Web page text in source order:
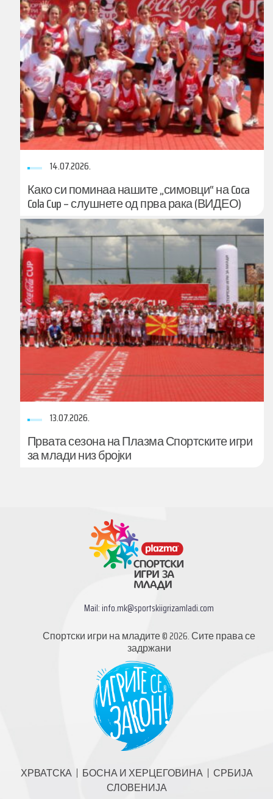
14.07.2026.
Како си поминаа нашите „симовци“ на Coca
Cola Cup – слушнете од прва рака (ВИДЕО)
13.07.2026.
Првата сезона на Плазма Спортските игри
за млади низ бројки
Mail:info.mk@sportskiigrizamladi.com
Спортски игри на младите © 2026. Сите права се
задржани
ХРВАТСКА БОСНА И ХЕРЦЕГОВИНА
СРБИЈА
СЛОВЕНИЈА